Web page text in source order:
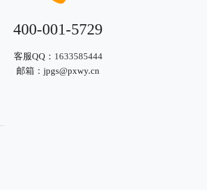
400-001-5729
客服QQ： 1633585444
邮箱： jpgs@pxwy.cn